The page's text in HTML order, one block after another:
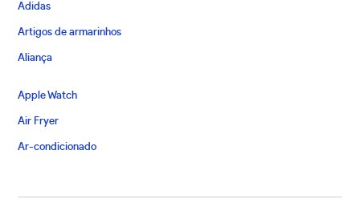
Adidas
Artigos de armarinhos
Aliança
Apple Watch
Air Fryer
Ar-condicionado